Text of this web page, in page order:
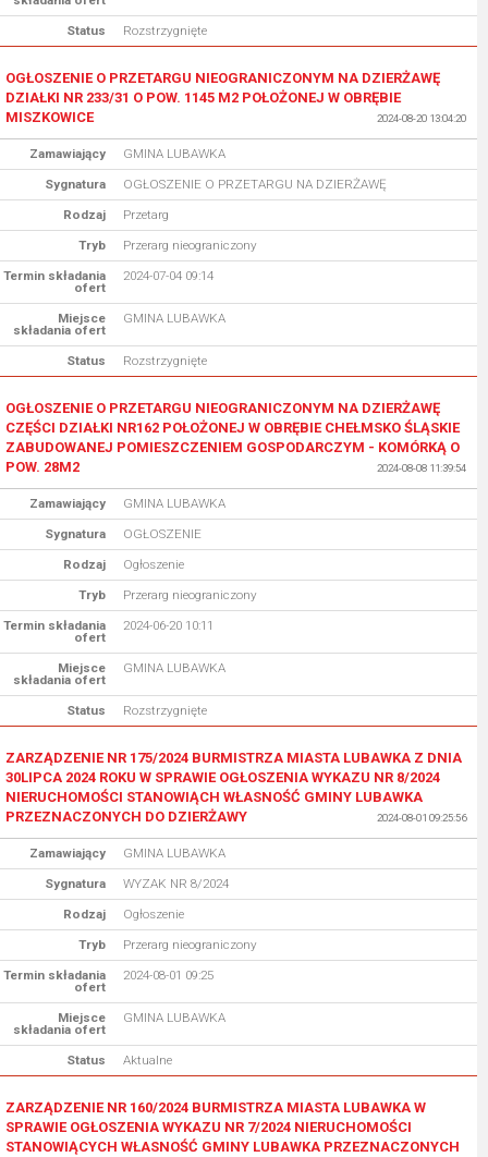
Status
Rozstrzygnięte
OGŁOSZENIE O PRZETARGU NIEOGRANICZONYM NA DZIERŻAWĘ
DZIAŁKI NR 233/31 O POW. 1145 M2 POŁOŻONEJ W OBRĘBIE
MISZKOWICE
2024-08-20 13:04:20
Zamawiający
GMINA LUBAWKA
Sygnatura
OGŁOSZENIE O PRZETARGU NA DZIERŻAWĘ
Rodzaj
Przetarg
Tryb
Przerarg nieograniczony
Termin składania
ofert
2024-07-04 09:14
Miejsce
składania ofert
GMINA LUBAWKA
Status Rozstrzygnięte
OGŁOSZENIE O PRZETARGU NIEOGRANICZONYM NA DZIERŻAWĘ
CZĘŚCI DZIAŁKI NR162 POŁOŻONEJ W OBRĘBIE CHEŁMSKO ŚLĄSKIE
ZABUDOWANEJ POMIESZCZENIEM GOSPODARCZYM - KOMÓRKĄ O
POW. 28M2
2024-08-08 11:39:54
Zamawiający
GMINA LUBAWKA
Sygnatura
OGŁOSZENIE
Rodzaj
Ogłoszenie
Tryb
Przerarg nieograniczony
Termin składania
ofert
2024-06-20 10:11
Miejsce
składania ofert
GMINA LUBAWKA
Status Rozstrzygnięte
ZARZĄDZENIE NR 175/2024 BURMISTRZA MIASTA LUBAWKA Z DNIA
30LIPCA 2024 ROKU W SPRAWIE OGŁOSZENIA WYKAZU NR 8/2024
NIERUCHOMOŚCI STANOWIĄCH WŁASNOŚĆ GMINY LUBAWKA
PRZEZNACZONYCH DO DZIERŻAWY
2024-08-01 09:25:56
Zamawiający
GMINA LUBAWKA
Sygnatura
WYZAK NR 8/2024
Rodzaj
Ogłoszenie
Tryb
Przerarg nieograniczony
Termin składania
ofert
2024-08-01 09:25
Miejsce
składania ofert
GMINA LUBAWKA
Status Aktualne
ZARZĄDZENIE NR 160/2024 BURMISTRZA MIASTA LUBAWKA W
SPRAWIE OGŁOSZENIA WYKAZU NR 7/2024 NIERUCHOMOŚCI
STANOWIĄCYCH WŁASNOŚĆ GMINY LUBAWKA PRZEZNACZONYCH